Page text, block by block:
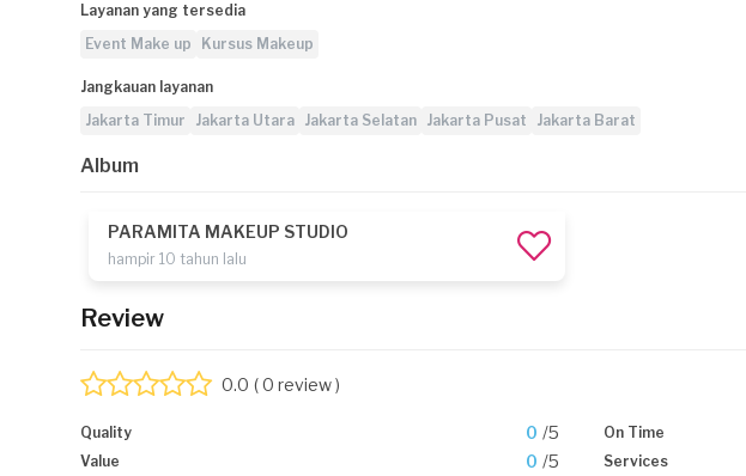
Layanan yang tersedia
Event Make up
Kursus Makeup
Jangkauan layanan
Jakarta Timur
Jakarta Utara Jakarta Selatan Jakarta Pusat Jakarta Barat
Album
PARAMITA MAKEUP STUDIO
hampir 10 tahun lalu
Review
0.0 ( 0 review )
Quality 0 /5 On Time
Value 0 /5 Services